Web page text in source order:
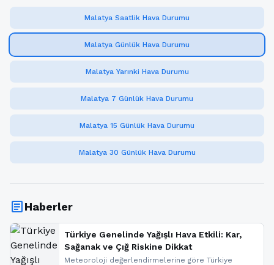
Malatya Saatlik Hava Durumu
Malatya Günlük Hava Durumu
Malatya Yarınki Hava Durumu
Malatya 7 Günlük Hava Durumu
Malatya 15 Günlük Hava Durumu
Malatya 30 Günlük Hava Durumu
articleHaberler
Türkiye Genelinde Yağışlı Hava Etkili: Kar,
Sağanak ve Çığ Riskine Dikkat
Meteoroloji değerlendirmelerine göre Türkiye